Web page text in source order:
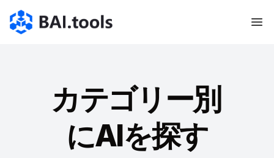
Bai.tools
カテゴリー別
にAIを探す